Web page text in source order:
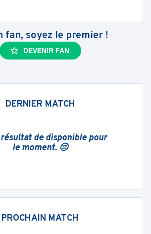
fan, soyez le premier !
DEVENIR FAN
DERNIER MATCH
de disponible pour
le moment. 😔
PROCHAIN MATCH